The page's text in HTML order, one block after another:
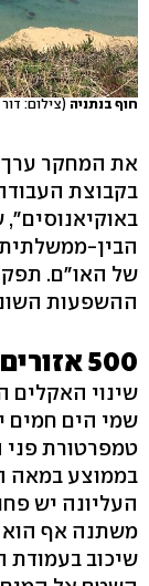
חוף בנתניה(צילום:
את המחקר ערך
בקבוצת
הבין-ממשלתית
של האו"ם.
ההשפעות
500 אזורים מתים
שינוי
שמי הים חמים
טמפרטורת
בממוצע במאה
העליונה יש
משתנה אף הוא
שיכוב בעמודת